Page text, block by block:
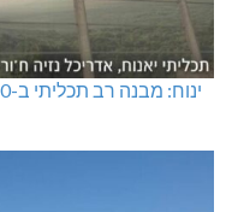
ינוח: מבנה רב תכליתי ב-120 מלש"ח